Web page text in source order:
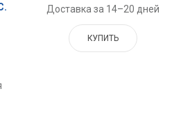
Доставка за 14–20 дней
КУПИТЬ